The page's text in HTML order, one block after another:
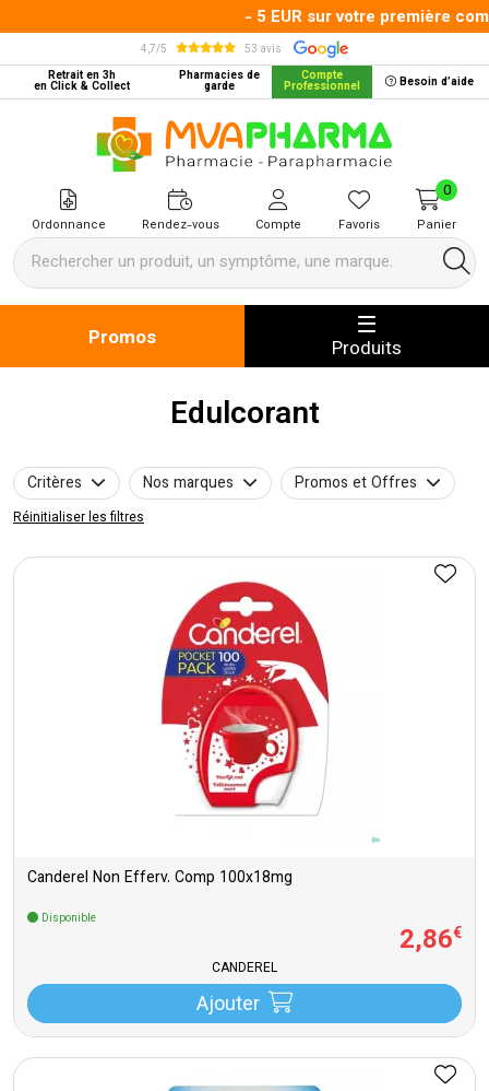
- 5 EUR sur votre première
4,7/5
53 avis
Retrait en 3h
en Click & Collect
Pharmacies de
garde
Compte
Professionnel Besoin d’aide
MVA Pharma Votre pharmacie
Ordonnance Rendez-vous Compte Favoris Panier
0
Promos Produits
Edulcorant
Critères Nos marques Promos et Offres
Réinitialiser les filtres
Canderel Non Efferv. Comp 100x18mg
Disponible
2,86€
CANDEREL
Ajouter